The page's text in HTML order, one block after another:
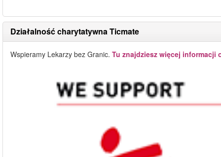
Działalność charytatywna Ticmate
Wspieramy Lekarzy bez Granic. Tu znajdziesz więcej informacji